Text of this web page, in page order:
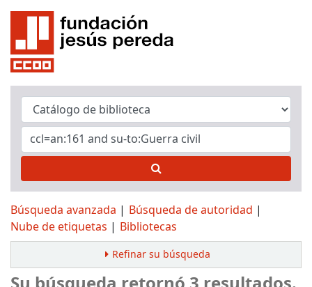
Búsqueda avanzada
Búsqueda de autoridad
Nube de etiquetas
Bibliotecas
Refinar su búsqueda